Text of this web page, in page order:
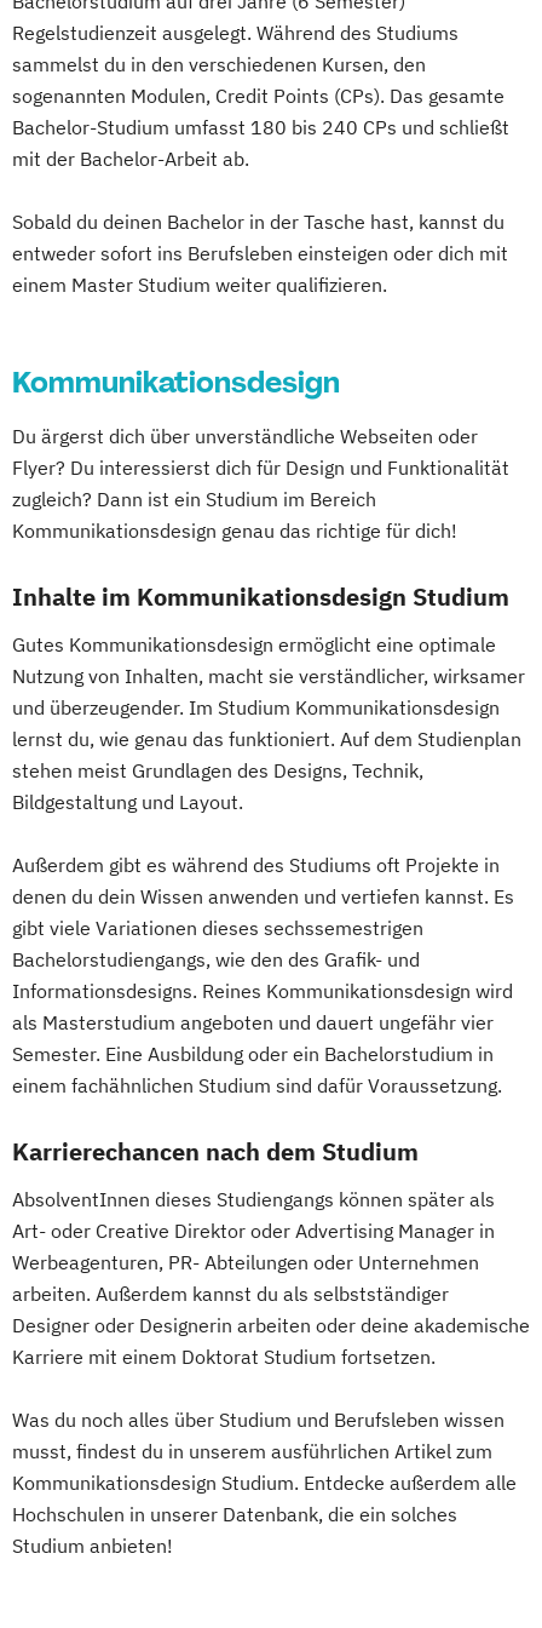
Erwachsenenbildung
Beratung und Personalentwicklung
Eventmanagement Facility Management
Finance
Accounting und Taxation (DE/EN)
Finanzmanagement für Bankkaufleute
Game Design
General Management
Gesundheits- und Pflegepädagogik
Gesundheitsmanagement
Gesundheitspsychologie
Gesundheitspädagogik
Gesundheitsökonomie
Growth Hacking
Growth Hacking (DE/EN)
Heilpädagogik
Heilpädagogik und Inklusion
Heilpädagogik/Inklusionspädagogik
Hotelmanagement (DE/EN)
IT-Betriebswirt/in IT-Management
Immobilienmanagement
Immobilienmanagement für
Immobilienwirtschaft
Informatik
(DE/EN)
Innovation and Entrepreneurship (DE/EN)
International Healthcare Management
(DE/EN)
International Management (DE/EN)
Journalismus und digitale Kommunikation
Kindheitspädagogik für Erzieher:innen
Kommunikationsdesign
Kommunikationspsychologie
Kultur- und Medienpädagogik
Logistikmanagement Logopädie
Management (DE/EN) Marketing
Marketing und digitale Medien
Marketingmanagement
Maschinenbau
Master of Business Administration (DE/EN)
Digitales Energiemanagement
Einführung in die Elektrotechnik
Elektrische und hybride Antriebe
Elektro- und Informationstechnik
Energieerzeugung aus Biomasse
Energieingenieurwesen
Energiespeichertechnik
Engineering Management
Gestaltung interaktiver Systeme
IT-Sicherheit
Industriedesign
Innovations- und Technologiemanagement
Kommunikationsdesign
Kunststofftechnik
Lebensmittelverfahrenstechnik
Leit- und Sicherungstechnik
Maschinenbau
Materials Science
ingenieurwissenschaftlicher Fächer
Mathematik für Studierende
wirtschaftswissenschaftlicher Fächer
Mechatronik Mediengestaltung
Medizintechnik
Mensch-Computer-Interaktion
Nachhaltiges Design
Nationale und internationale Zertifizierung
New Venture Management
Professional Software Engineering
Prozesssimulation in der
Verfahrenstechnik
Regenerative Energietechnik
Technikfolgen­abschätzung
Technische Betriebswirtschaft
Wirtschaftsinformatik
Wirtschaftsingenieurwesen
Wirtschaftsingenieurwesen
Regelstudienzeit ausgelegt. Während des Studiums
sammelst du in den verschiedenen Kursen, den
sogenannten Modulen, Credit Points (CPs). Das gesamte
Bachelor-Studium umfasst 180 bis 240 CPs und schließt
mit der Bachelor-Arbeit ab.
Sobald du deinen Bachelor in der Tasche hast, kannst du
entweder sofort ins Berufsleben einsteigen oder dich mit
einem Master Studium weiter qualifizieren.
Kommunikationsdesign
Du ärgerst dich über unverständliche Webseiten oder
Flyer? Du interessierst dich für Design und Funktionalität
zugleich? Dann ist ein Studium im Bereich
Kommunikationsdesign genau das richtige für dich!
Inhalte im Kommunikationsdesign Studium
Gutes Kommunikationsdesign ermöglicht eine optimale
Nutzung von Inhalten, macht sie verständlicher, wirksamer
und überzeugender. Im Studium Kommunikationsdesign
lernst du, wie genau das funktioniert. Auf dem Studienplan
stehen meist Grundlagen des Designs, Technik,
Bildgestaltung und Layout.
Außerdem gibt es während des Studiums oft Projekte in
denen du dein Wissen anwenden und vertiefen kannst. Es
gibt viele Variationen dieses sechssemestrigen
Bachelorstudiengangs, wie den des Grafik- und
Informationsdesigns. Reines Kommunikationsdesign wird
als Masterstudium angeboten und dauert ungefähr vier
Semester. Eine Ausbildung oder ein Bachelorstudium in
einem fachähnlichen Studium sind dafür Voraussetzung.
Karrierechancen nach dem Studium
AbsolventInnen dieses Studiengangs können später als
Art- oder Creative Direktor oder Advertising Manager in
Werbeagenturen, PR- Abteilungen oder Unternehmen
arbeiten. Außerdem kannst du als selbstständiger
Designer oder Designerin arbeiten oder deine akademische
Karriere mit einem Doktorat Studium fortsetzen.
Was du noch alles über Studium und Berufsleben wissen
musst, findest du in unserem ausführlichen Artikel zum
Kommunikationsdesign Studium. Entdecke außerdem alle
Hochschulen in unserer Datenbank, die ein solches
Studium anbieten!